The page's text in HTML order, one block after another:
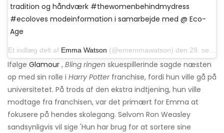
tradition og håndværk #thewomenbehindmydress
#ecoloves modeinformation i samarbejde med @ Eco-
Age
Et indlæg delt af Emma Watson (@ememmawatson) den 29. september 2016 kl. 16.45 PDT
Ifølge Glamour , Bling ringen skuespillerinde sagde næsten
op med sin rolle i Harry Potterfranchise, fordi hun ville gå på
universitetet. På trods af den ekstra indtjening, hun ville
modtage fra franchisen, var det primært for Emma at
fokusere på hendes skolegang. Selvom Ron Weasley
sandsynligvis vil sige 'Hun har brug for at sortere sine